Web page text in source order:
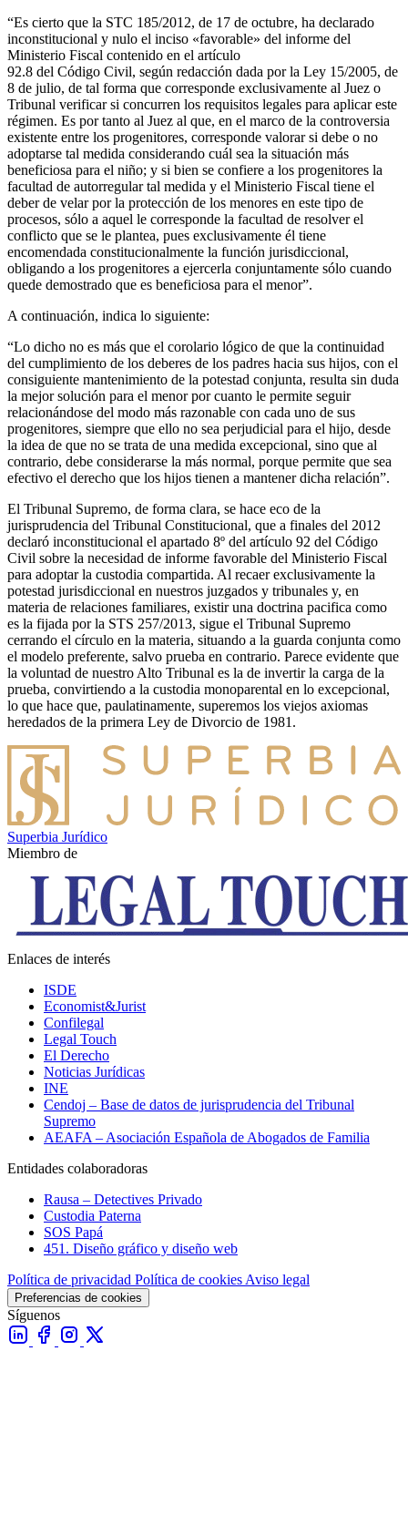
“Es cierto que la STC 185/2012, de 17 de octubre, ha declarado
inconstitucional y nulo el inciso «favorable» del informe del
Ministerio Fiscal contenido en el artículo
92.8 del Código Civil, según redacción dada por la Ley 15/2005, de
8 de julio, de tal forma que corresponde exclusivamente al Juez o
Tribunal verificar si concurren los requisitos legales para aplicar este
régimen. Es por tanto al Juez al que, en el marco de la controversia
existente entre los progenitores, corresponde valorar si debe o no
adoptarse tal medida considerando cuál sea la situación más
beneficiosa para el niño; y si bien se confiere a los progenitores la
facultad de autorregular tal medida y el Ministerio Fiscal tiene el
deber de velar por la protección de los menores en este tipo de
procesos, sólo a aquel le corresponde la facultad de resolver el
conflicto que se le plantea, pues exclusivamente él tiene
encomendada constitucionalmente la función jurisdiccional,
obligando a los progenitores a ejercerla conjuntamente sólo cuando
quede demostrado que es beneficiosa para el menor”.
A continuación, indica lo siguiente:
“Lo dicho no es más que el corolario lógico de que la continuidad
del cumplimiento de los deberes de los padres hacia sus hijos, con el
consiguiente mantenimiento de la potestad conjunta, resulta sin duda
la mejor solución para el menor por cuanto le permite seguir
relacionándose del modo más razonable con cada uno de sus
progenitores, siempre que ello no sea perjudicial para el hijo, desde
la idea de que no se trata de una medida excepcional, sino que al
contrario, debe considerarse la más normal, porque permite que sea
efectivo el derecho que los hijos tienen a mantener dicha relación”.
El Tribunal Supremo, de forma clara, se hace eco de la
jurisprudencia del Tribunal Constitucional, que a finales del 2012
declaró inconstitucional el apartado 8º del artículo 92 del Código
Civil sobre la necesidad de informe favorable del Ministerio Fiscal
para adoptar la custodia compartida. Al recaer exclusivamente la
potestad jurisdiccional en nuestros juzgados y tribunales y, en
materia de relaciones familiares, existir una doctrina pacifica como
es la fijada por la STS 257/2013, sigue el Tribunal Supremo
cerrando el círculo en la materia, situando a la guarda conjunta como
el modelo preferente, salvo prueba en contrario. Parece evidente que
la voluntad de nuestro Alto Tribunal es la de invertir la carga de la
prueba, convirtiendo a la custodia monoparental en lo excepcional,
lo que hace que, paulatinamente, superemos los viejos axiomas
heredados de la primera Ley de Divorcio de 1981.
Superbia Jurídico
Miembro de
Enlaces de interés
ISDE
Economist&Jurist
Confilegal
Legal Touch
El Derecho
Noticias Jurídicas
INE
Cendoj – Base de datos de jurisprudencia del Tribunal
Supremo
AEAFA – Asociación Española de Abogados de Familia
Entidades colaboradoras
Rausa – Detectives Privado
Custodia Paterna
SOS Papá
451. Diseño gráfico y diseño web
Política de privacidad Política de cookies Aviso legal
Preferencias de cookies
Síguenos